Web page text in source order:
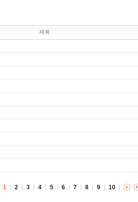
제목
1 2 3 4 5 6 7 8 9 10